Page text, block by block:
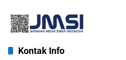
Kontak Info